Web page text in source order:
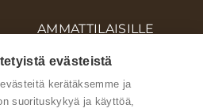
AMMATTILAISILLE
AINEISTOPANKKI
evästeistä
kerätäksemme ja
suorituskykyä ja käyttöä,